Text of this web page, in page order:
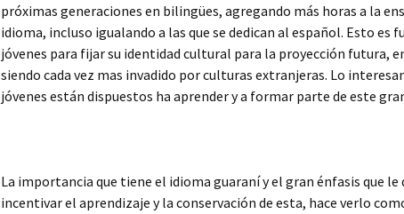
próximas generaciones en bilingües, agregando más horas a la
idioma, incluso igualando a las que se dedican al español. Esto es
jóvenes para fijar su identidad cultural para la proyección futura,
siendo cada vez mas invadido por culturas extranjeras. Lo
jóvenes están dispuestos ha aprender y a formar parte de este
La importancia que tiene el idioma guaraní y el gran énfasis que le
incentivar el aprendizaje y la conservación de esta, hace verlo